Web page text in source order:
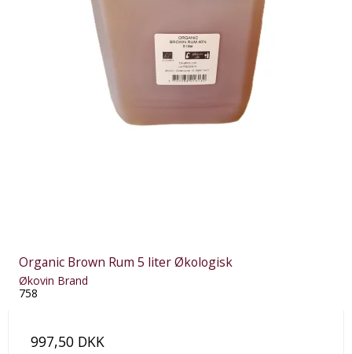
Organic Brown Rum 5 liter Økologisk
Økovin Brand
758
997,50 DKK